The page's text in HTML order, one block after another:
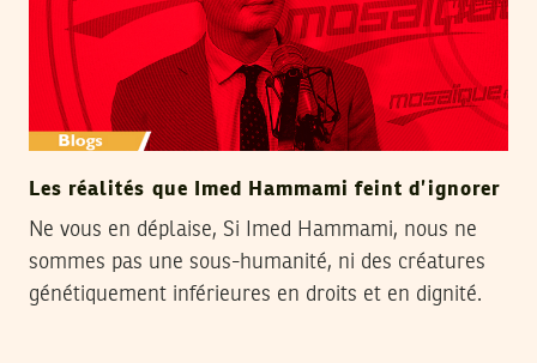
Les réalités que Imed Hammami feint d’ignorer
Ne vous en déplaise, Si Imed Hammami, nous ne
sommes pas une sous-humanité, ni des créatures
génétiquement inférieures en droits et en dignité.